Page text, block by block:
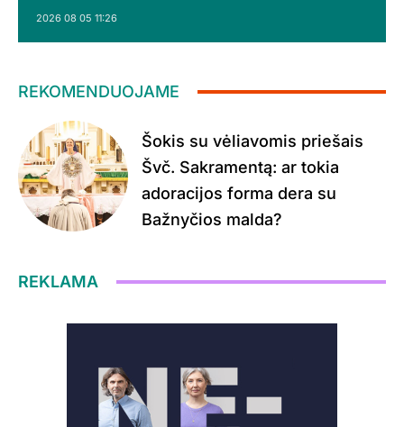
2026 08 05 11:26
REKOMENDUOJAME
Šokis su vėliavomis priešais
Švč. Sakramentą: ar tokia
adoracijos forma dera su
Bažnyčios malda?
REKLAMA